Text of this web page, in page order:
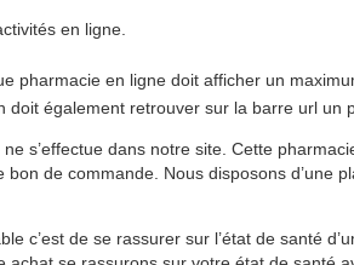
en ligne.
pharmacie en ligne doit afficher un
doit également retrouver sur la barre url un
s’effectue dans notre site. Cette
de commande. Nous disposons d’une
c’est de se rassurer sur l’état de santé